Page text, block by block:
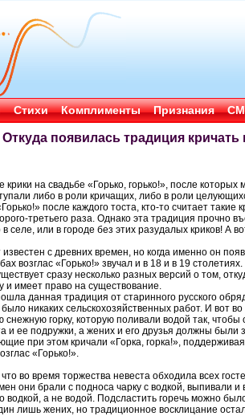
Стихи Комплименты Признания
Откуда появилась традиция
крики на свадьбе «Горько, горько!», после
либо в роли кричащих, либо в роли
после каждого тоста, кто-то считает
третьего раза. Однако эта традиция прочно
селе, или в городе без этих разудалых криков! А
с древних времен, но когда именно он
возглас «Горько!» звучал и в 18 и в 19
сразу несколько разных версий о том,
и имеет право на существование.
данная традиция от старинного русского
никаких сельскохозяйственных работ. И вот
горку, которую поливали водой так,
и ее подружки, а жених и его друзья должны были
при этом кричали «Горка, горка!»,
«Горько!».
что во время торжества невеста обходила всех
они брали с подноса чарку с водкой, выпивали
водкой, а не водой. Подсластить горечь можно
лишь жених, но традиционное восклицание